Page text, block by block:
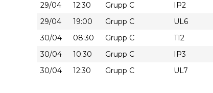
29/04
12:30 Grupp C IP2
29/04
19:00 Grupp C UL6
30/04
08:30 Grupp C TI2
30/04
10:30 Grupp C IP3
30/04
12:30 Grupp C UL7